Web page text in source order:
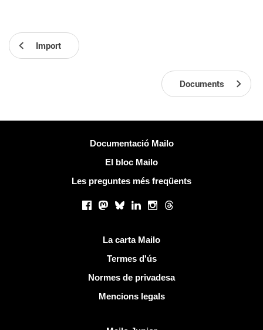
Import
Documents
Documentació Mailo
El bloc Mailo
Les preguntes més freqüents
Facebook
Mastodon
BlueskyLinkedInInstagram
Threads
La carta Mailo
Termes d'ús
Normes de privadesa
Mencions legals